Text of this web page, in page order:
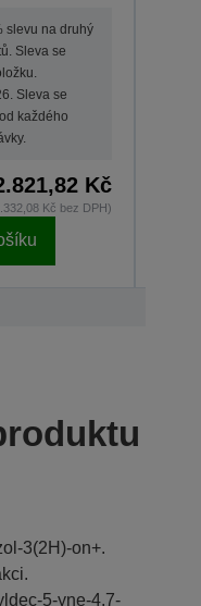
slevu na druhý
Sleva se
Sleva se
každého
Kč
Kč bez DPH)
3(2H)-on+.
5-yne-4,7-